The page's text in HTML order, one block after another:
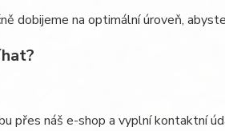
dobijeme na optimální úroveň,
přes náš e-shop a vyplní kontaktní